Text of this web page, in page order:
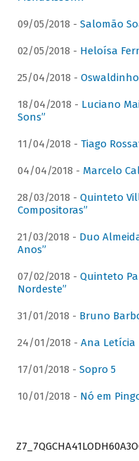
09/05/2018 - Salomão
02/05/2018 - Heloísa
25/04/2018 -
18/04/2018 - Luciano
Sons”
11/04/2018 - Tiago
04/04/2018 - Marcelo
28/03/2018 - Quinteto
Compositoras”
21/03/2018 - Duo
Anos”
07/02/2018 - Quinteto
Nordeste”
31/01/2018 - Bruno
24/01/2018 - Ana Letícia
17/01/2018 - Sopro 5
10/01/2018 - Nó em